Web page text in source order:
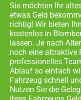
Sie möchten Ihr
etwas Geld
richtig! Wir bieten
kostenlos in
lassen. Je nach
noch eine attraktive
professionelles
Ablauf so einfach
Fahrzeug schnell
Nutzen Sie die